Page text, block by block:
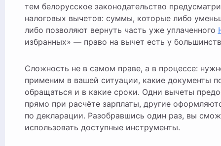
тем белорусское законодательство
налоговых вычетов: суммы, которые либо
либо позволяют вернуть часть уже уплаченного
избранных» — право на вычет есть у
Сложность не в самом праве, а в процессе:
применим в вашей ситуации, какие документы
обращаться и в какие сроки. Одни вычеты
прямо при расчёте зарплаты, другие
по декларации. Разобравшись один раз, вы
использовать доступные инструменты.